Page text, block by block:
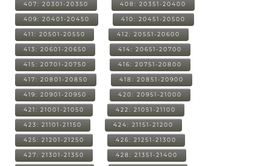
407: 20301-20350 408: 20351-20400
409: 20401-20450 410: 20451-20500
411: 20501-20550 412: 20551-20600
413: 20601-20650 414: 20651-20700
415: 20701-20750 416: 20751-20800
417: 20801-20850 418: 20851-20900
419: 20901-20950 420: 20951-21000
421: 21001-21050 422: 21051-21100
423: 21101-21150 424: 21151-21200
425: 21201-21250 426: 21251-21300
427: 21301-21350 428: 21351-21400